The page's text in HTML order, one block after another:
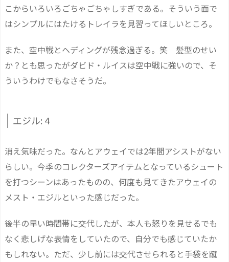
こからいろいろごちゃごちゃしすぎである。そういう面で
はシンプルにはたけるトレイラを見習ってほしいところ。
また、空中戦とヘディングが残念過ぎる。笑 髪型のせい
か？とも思ったがダビド・ルイスは空中戦に強いので、そ
ういうわけでもなさそうだ。
エジル: 4
消え気味だった。なんとアウェイでは2年間アシストがない
らしい。今季のコレクターズアイテムとなっているシュート
を打つシーンはあったものの、何度も見てきたアウェイの
メスト・エジルといった感じだった。
後半の早い時間帯に交代したが、本人も怒りを見せるでも
なく悲しげな表情をしていたので、自分でも感じていたか
もしれない。ただ、少し前には交代させられると手袋を蹴